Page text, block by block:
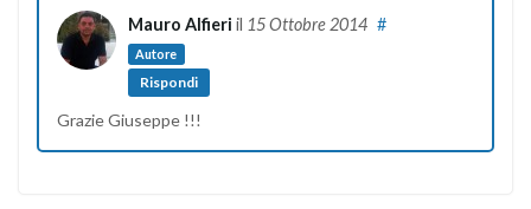
Mauro Alfieri il 15 Ottobre 2014
Autore
#
Rispondi
Grazie Giuseppe !!!